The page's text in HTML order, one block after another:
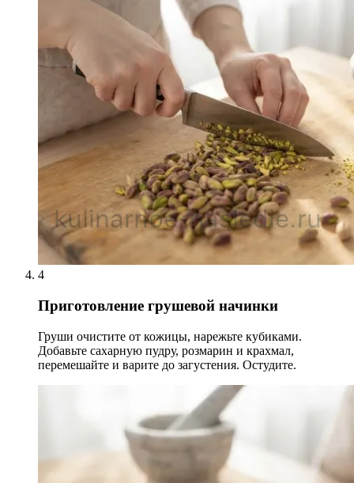
4
Приготовление грушевой начинки
Груши очистите от кожицы, нарежьте кубиками.
Добавьте сахарную пудру, розмарин и крахмал,
перемешайте и варите до загустения. Остудите.